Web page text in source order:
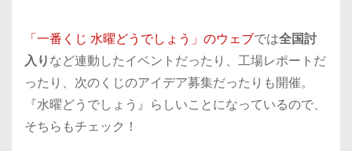
「一番くじ 水曜どうでしょう」のウェブでは全国討
入りなど連動したイベントだったり、工場レポートだ
ったり、次のくじのアイデア募集だったりも開催。
『水曜どうでしょう』らしいことになっているので、
そちらもチェック！